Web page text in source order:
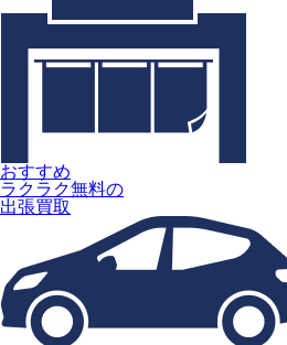
おすすめ
ラクラク無料の
出張買取